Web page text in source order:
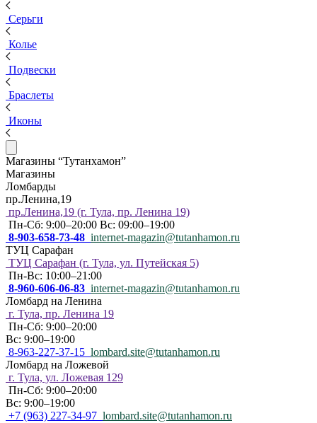
Серьги
Колье
Подвески
Браслеты
Иконы
Магазины “Тутанхамон”
Магазины
Ломбарды
пр.Ленина,19
пр.Ленина,19 (г. Тула, пр. Ленина 19)
Пн-Сб: 9:00–20:00 Вс: 09:00–19:00
8-903-658-73-48 internet-magazin@tutanhamon.ru
ТУЦ Сарафан
ТУЦ Сарафан (г. Тула, ул. Путейская 5)
Пн-Вс: 10:00–21:00
8-960-606-06-83 internet-magazin@tutanhamon.ru
Ломбард на Ленина
г. Тула, пр. Ленина 19
Пн-Сб: 9:00–20:00
Вс: 9:00–19:00
8-963-227-37-15 lombard.site@tutanhamon.ru
Ломбард на Ложевой
г. Тула, ул. Ложевая 129
Пн-Сб: 9:00–20:00
Вс: 9:00–19:00
+7 (963) 227-34-97 lombard.site@tutanhamon.ru